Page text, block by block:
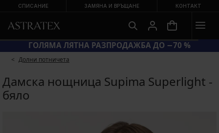
СПИСАНИЕ ЗАМЯНА И ВРЪЩАНЕ КОНТАКТ
ГОЛЯМА ЛЯТНА РАЗПРОДАЖБА ДО −70 %
Долни потничета
Дамска нощница Supima Superlight -
бяло